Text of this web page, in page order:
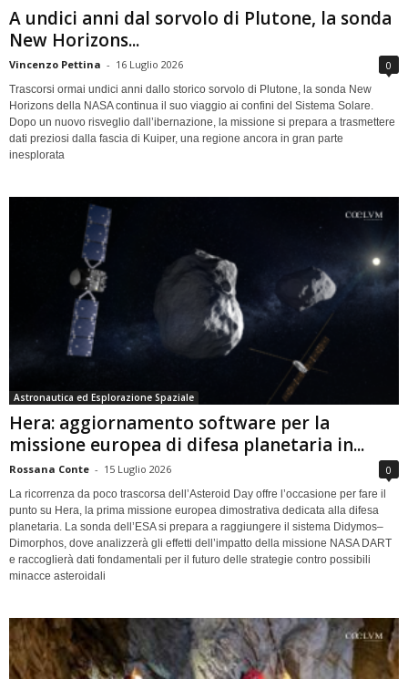
A undici anni dal sorvolo di Plutone, la sonda
New Horizons...
Vincenzo Pettina - 16 Luglio 2026 0
Trascorsi ormai undici anni dallo storico sorvolo di Plutone, la sonda New
Horizons della NASA continua il suo viaggio ai confini del Sistema Solare.
Dopo un nuovo risveglio dall’ibernazione, la missione si prepara a trasmettere
dati preziosi dalla fascia di Kuiper, una regione ancora in gran parte
inesplorata
Astronautica ed Esplorazione Spaziale
Hera: aggiornamento software per la
missione europea di difesa planetaria in...
Rossana Conte - 15 Luglio 2026 0
La ricorrenza da poco trascorsa dell’Asteroid Day offre l’occasione per fare il
punto su Hera, la prima missione europea dimostrativa dedicata alla difesa
planetaria. La sonda dell’ESA si prepara a raggiungere il sistema Didymos–
Dimorphos, dove analizzerà gli effetti dell’impatto della missione NASA DART
e raccoglierà dati fondamentali per il futuro delle strategie contro possibili
minacce asteroidali